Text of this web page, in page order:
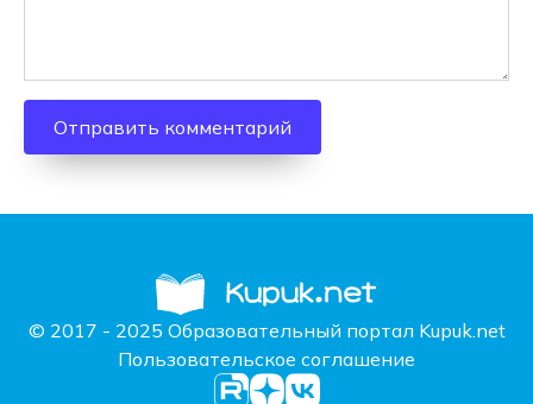
© 2017 - 2025 Образовательный портал Kupuk.net
Пользовательское соглашение